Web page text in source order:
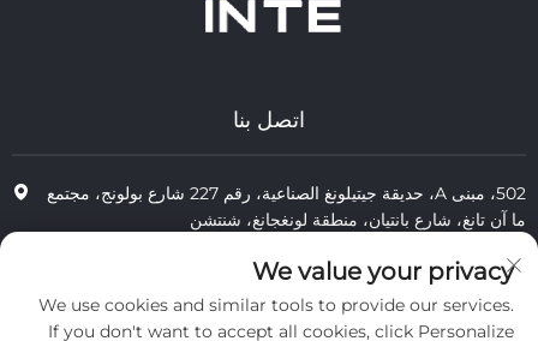
اتصل بنا
502، مبنى A، حديقة جيتيلونغ الصناعية، رقم 227 شارع بولونج، مجتمع
ما آن تانغ، شارع بانتيان، منطقة لونغجانغ، شنتشن
+86-13823773549
We value your privacy
We use cookies and similar tools to provide our services.
If you don't want to accept all cookies, click Personalize